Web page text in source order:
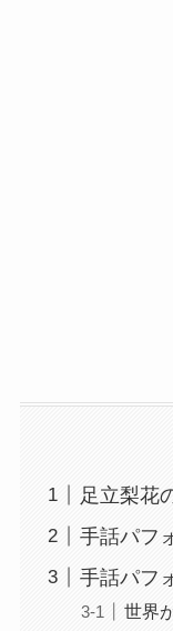
足立梨花
手話パフ
手話パフ
世界